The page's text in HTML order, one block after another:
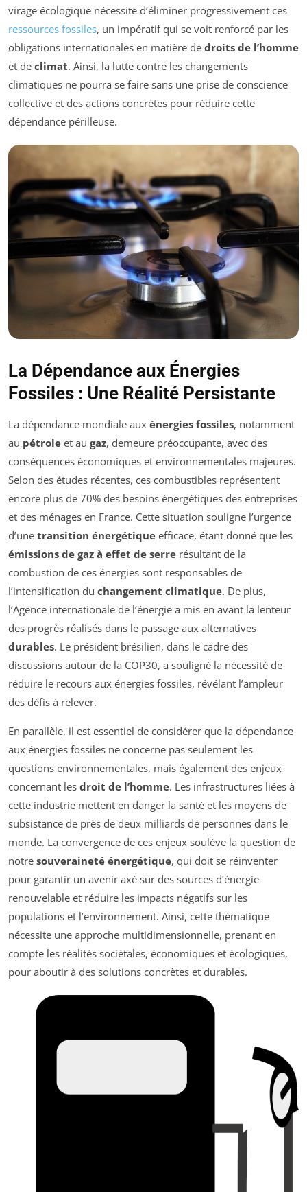
virage écologique nécessite d’éliminer progressivement ces
ressources fossiles, un impératif qui se voit renforcé par les
obligations internationales en matière de droits de l’homme
et de climat. Ainsi, la lutte contre les changements
climatiques ne pourra se faire sans une prise de conscience
collective et des actions concrètes pour réduire cette
dépendance périlleuse.
La Dépendance aux Énergies
Fossiles : Une Réalité Persistante
La dépendance mondiale aux énergies fossiles, notamment
au pétrole et au gaz, demeure préoccupante, avec des
conséquences économiques et environnementales majeures.
Selon des études récentes, ces combustibles représentent
encore plus de 70% des besoins énergétiques des entreprises
et des ménages en France. Cette situation souligne l’urgence
d’une transition énergétique efficace, étant donné que les
émissions de gaz à effet de serre résultant de la
combustion de ces énergies sont responsables de
l’intensification du changement climatique. De plus,
l’Agence internationale de l’énergie a mis en avant la lenteur
des progrès réalisés dans le passage aux alternatives
durables. Le président brésilien, dans le cadre des
discussions autour de la COP30, a souligné la nécessité de
réduire le recours aux énergies fossiles, révélant l’ampleur
des défis à relever.
En parallèle, il est essentiel de considérer que la dépendance
aux énergies fossiles ne concerne pas seulement les
questions environnementales, mais également des enjeux
concernant les droit de l’homme. Les infrastructures liées à
cette industrie mettent en danger la santé et les moyens de
subsistance de près de deux milliards de personnes dans le
monde. La convergence de ces enjeux soulève la question de
notre souveraineté énergétique, qui doit se réinventer
pour garantir un avenir axé sur des sources d’énergie
renouvelable et réduire les impacts négatifs sur les
populations et l’environnement. Ainsi, cette thématique
nécessite une approche multidimensionnelle, prenant en
compte les réalités sociétales, économiques et écologiques,
pour aboutir à des solutions concrètes et durables.